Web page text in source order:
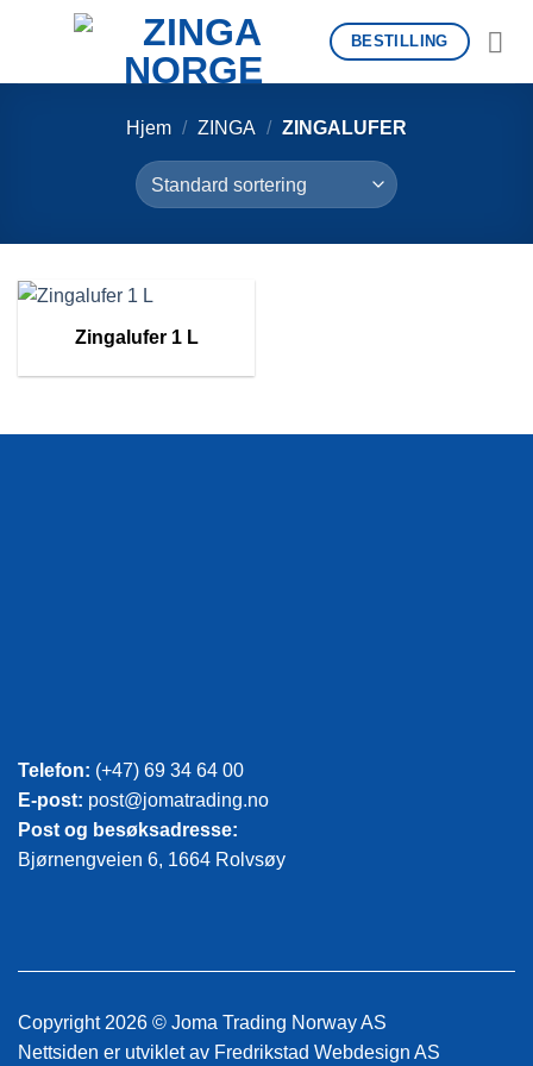
BESTILLING
Hjem / ZINGA / ZINGALUFER
Zingalufer 1 L
Telefon: (+47) 69 34 64 00
E-post: post@jomatrading.no
Post og besøksadresse:
Bjørnengveien 6, 1664 Rolvsøy
Copyright 2026 © Joma Trading Norway AS
Nettsiden er utviklet av Fredrikstad Webdesign AS